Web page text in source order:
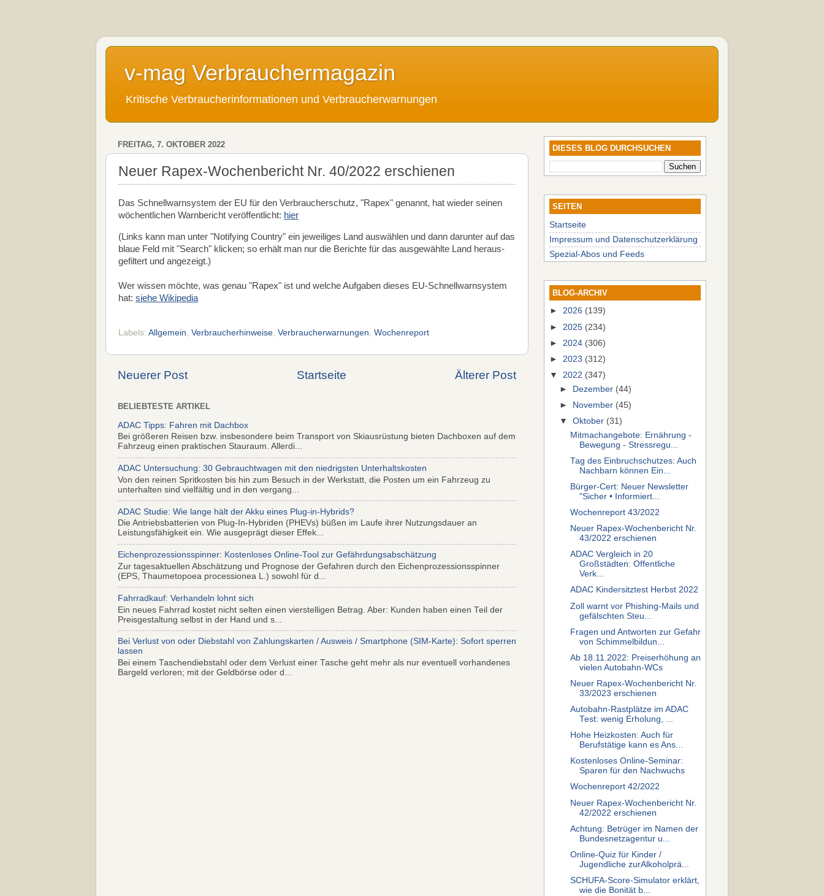
v-mag Verbrauchermagazin
Kritische Verbraucherinformationen und Verbraucherwarnungen
FREITAG, 7. OKTOBER 2022
Neuer Rapex-Wochenbericht Nr. 40/2022 erschienen
Das Schnellwarnsystem der EU für den Verbraucherschutz, "Rapex" genannt, hat wieder seinen
wöchentlichen Warnbericht veröffentlicht: hier
(Links kann man unter "Notifying Country" ein jeweiliges Land auswählen und dann darunter auf das
blaue Feld mit "Search" klicken; so erhält man nur die Berichte für das ausgewählte Land heraus-
gefiltert und angezeigt.)
Wer wissen möchte, was genau "Rapex" ist und welche Aufgaben dieses EU-Schnellwarnsystem
hat: siehe Wikipedia
Labels: Allgemein Verbraucherhinweise Verbraucherwarnungen Wochenreport
Neuerer Post Älterer Post
Startseite
BELIEBTESTE ARTIKEL
ADAC Tipps: Fahren mit Dachbox
Bei größeren Reisen bzw. insbesondere beim Transport von Skiausrüstung bieten Dachboxen auf dem
Fahrzeug einen praktischen Stauraum. Allerdi...
ADAC Untersuchung: 30 Gebrauchtwagen mit den niedrigsten Unterhaltskosten
Von den reinen Spritkosten bis hin zum Besuch in der Werkstatt, die Posten um ein Fahrzeug zu
unterhalten sind vielfältig und in den vergang...
ADAC Studie: Wie lange hält der Akku eines Plug-in-Hybrids?
Die Antriebsbatterien von Plug-In-Hybriden (PHEVs) büßen im Laufe ihrer Nutzungsdauer an
Leistungsfähigkeit ein. Wie ausgeprägt dieser Effek...
Eichenprozessionsspinner: Kostenloses Online-Tool zur Gefährdungsabschätzung
Zur tagesaktuellen Abschätzung und Prognose der Gefahren durch den Eichenprozessionsspinner
(EPS, Thaumetopoea processionea L.) sowohl für d...
Fahrradkauf: Verhandeln lohnt sich
Ein neues Fahrrad kostet nicht selten einen vierstelligen Betrag. Aber: Kunden haben einen Teil der
Preisgestaltung selbst in der Hand und s...
Bei Verlust von oder Diebstahl von Zahlungskarten / Ausweis / Smartphone (SIM-Karte): Sofort sperren
lassen
Bei einem Taschendiebstahl oder dem Verlust einer Tasche geht mehr als nur eventuell vorhandenes
Bargeld verloren; mit der Geldbörse oder d...
DIESES BLOG DURCHSUCHEN
SEITEN
Startseite
Impressum und Datenschutzerklärung
Spezial-Abos und Feeds
BLOG-ARCHIV
► 2026 (139)
► 2025 (234)
► 2024 (306)
► 2023 (312)
▼ 2022 (347)
► Dezember (44)
►
November (45)
▼Oktober (31)
Mitmachangebote: Ernährung -
Bewegung - Stressregu...
Tag des Einbruchschutzes: Auch
Nachbarn können Ein...
Bürger-Cert: Neuer Newsletter
"Sicher • Informiert...
Wochenreport 43/2022
Neuer Rapex-Wochenbericht Nr.
43/2022 erschienen
ADAC Vergleich in 20
Großstädten: Offentliche
Verk...
ADAC Kindersitztest Herbst 2022
Zoll warnt vor Phishing-Mails und
gefälschten Steu...
Fragen und Antworten zur Gefahr
von Schimmelbildun...
Ab 18.11.2022: Preiserhöhung an
vielen Autobahn-WCs
Neuer Rapex-Wochenbericht Nr.
33/2023 erschienen
Autobahn-Rastplätze im ADAC
Test: wenig Erholung, ...
Hohe Heizkosten: Auch für
Berufstätige kann es Ans...
Kostenloses Online-Seminar:
Sparen für den Nachwuchs
Wochenreport 42/2022
Neuer Rapex-Wochenbericht Nr.
42/2022 erschienen
Achtung: Betrüger im Namen der
Bundesnetzagentur u...
Online-Quiz für Kinder /
Jugendliche zurAlkoholprä...
SCHUFA-Score-Simulator erklärt,
wie die Bonität b...